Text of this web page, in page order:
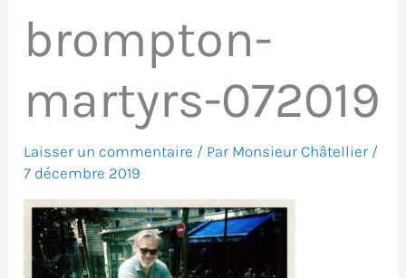
brompton-
martyrs-072019
Laisser un commentaire / Par Monsieur Châtellier /
7 décembre 2019